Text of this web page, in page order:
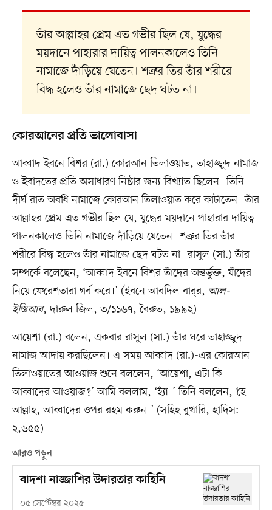
তাঁর আল্লাহর প্রেম এত গভীর ছিল যে, যুদ্ধের
ময়দানে পাহারার দায়িত্ব পালনকালেও তিনি
নামাজে দাঁড়িয়ে যেতেন। শত্রুর তির তাঁর শরীরে
বিদ্ধ হলেও তাঁর নামাজে ছেদ ঘটত না।
কোরআনের প্রতি ভালোবাসা
আব্বাদ ইবনে বিশর (রা.) কোরআন তিলাওয়াত, তাহাজ্জুদ নামাজ
ও ইবাদতের প্রতি অসাধারণ নিষ্ঠার জন্য বিখ্যাত ছিলেন। তিনি
দীর্ঘ রাত অবধি নামাজে কোরআন তিলাওয়াত করে কাটাতেন। তাঁর
আল্লাহর প্রেম এত গভীর ছিল যে, যুদ্ধের ময়দানে পাহারার দায়িত্ব
পালনকালেও তিনি নামাজে দাঁড়িয়ে যেতেন। শত্রুর তির তাঁর
শরীরে বিদ্ধ হলেও তাঁর নামাজে ছেদ ঘটত না। রাসুল (সা.) তাঁর
সম্পর্কে বলেছেন, ‘আব্বাদ ইবনে বিশর তাঁদের অন্তর্ভুক্ত, যাঁদের
নিয়ে ফেরেশতারা গর্ব করে।’ (ইবনে আবদিল বার্‌র, আল-
ইস্তিআব, দারুল জিল, ৩/১১৬৭, বৈরুত, ১৯৯২)
আয়েশা (রা.) বলেন, একবার রাসুল (সা.) তাঁর ঘরে তাহাজ্জুদ
নামাজ আদায় করছিলেন। এ সময় আব্বাদ (রা.)-এর কোরআন
তিলাওয়াতের আওয়াজ শুনে বললেন, ‘আয়েশা, এটা কি
আব্বাদের আওয়াজ?’ আমি বললাম, ‘হ্যাঁ।’ তিনি বললেন, ‘হে
আল্লাহ, আব্বাদের ওপর রহম করুন।’ (সহিহ বুখারি, হাদিস:
২,৬৫৫)
আরও পড়ুন
বাদশা নাজ্জাশির উদারতার কাহিনি
০৫ সেপ্টেম্বর ২০২৫